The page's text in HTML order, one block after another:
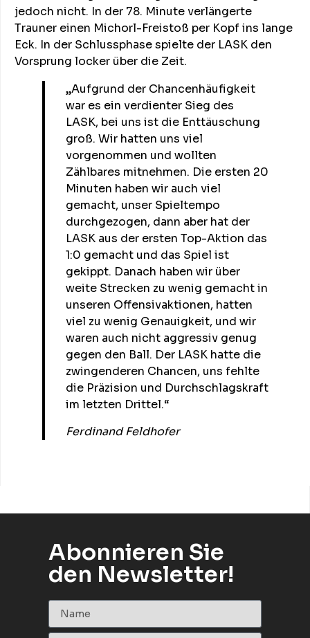
jedoch nicht. In der 78. Minute verlängerte
Trauner einen Michorl-Freistoß per Kopf ins lange
Eck. In der Schlussphase spielte der LASK den
Vorsprung locker über die Zeit.
„Aufgrund der Chancenhäufigkeit
war es ein verdienter Sieg des
LASK, bei uns ist die Enttäuschung
groß. Wir hatten uns viel
vorgenommen und wollten
Zählbares mitnehmen. Die ersten 20
Minuten haben wir auch viel
gemacht, unser Spieltempo
durchgezogen, dann aber hat der
LASK aus der ersten Top-Aktion das
1:0 gemacht und das Spiel ist
gekippt. Danach haben wir über
weite Strecken zu wenig gemacht in
unseren Offensivaktionen, hatten
viel zu wenig Genauigkeit, und wir
waren auch nicht aggressiv genug
gegen den Ball. Der LASK hatte die
zwingenderen Chancen, uns fehlte
die Präzision und Durchschlagskraft
im letzten Drittel.“
Ferdinand Feldhofer
Abonnieren Sie
den Newsletter!